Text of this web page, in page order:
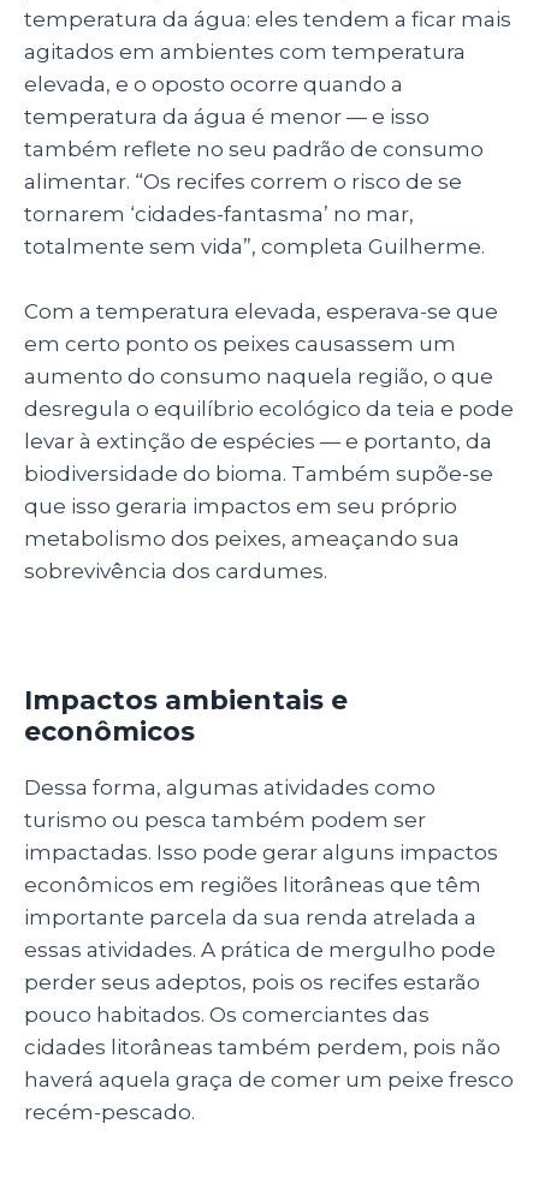
temperatura da água: eles tendem a ficar mais
agitados em ambientes com temperatura
elevada, e o oposto ocorre quando a
temperatura da água é menor — e isso
também reflete no seu padrão de consumo
alimentar. “Os recifes correm o risco de se
tornarem ‘cidades-fantasma’ no mar,
totalmente sem vida”, completa Guilherme.
Com a temperatura elevada, esperava-se que
em certo ponto os peixes causassem um
aumento do consumo naquela região, o que
desregula o equilíbrio ecológico da teia e pode
levar à extinção de espécies — e portanto, da
biodiversidade do bioma. Também supõe-se
que isso geraria impactos em seu próprio
metabolismo dos peixes, ameaçando sua
sobrevivência dos cardumes.
Impactos ambientais e
econômicos
Dessa forma, algumas atividades como
turismo ou pesca também podem ser
impactadas. Isso pode gerar alguns impactos
econômicos em regiões litorâneas que têm
importante parcela da sua renda atrelada a
essas atividades. A prática de mergulho pode
perder seus adeptos, pois os recifes estarão
pouco habitados. Os comerciantes das
cidades litorâneas também perdem, pois não
haverá aquela graça de comer um peixe fresco
recém-pescado.